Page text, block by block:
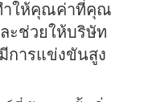
ำให้คุณค่าที่คุณ
ะช่วยให้บริษัท
การแข่งขันสูง